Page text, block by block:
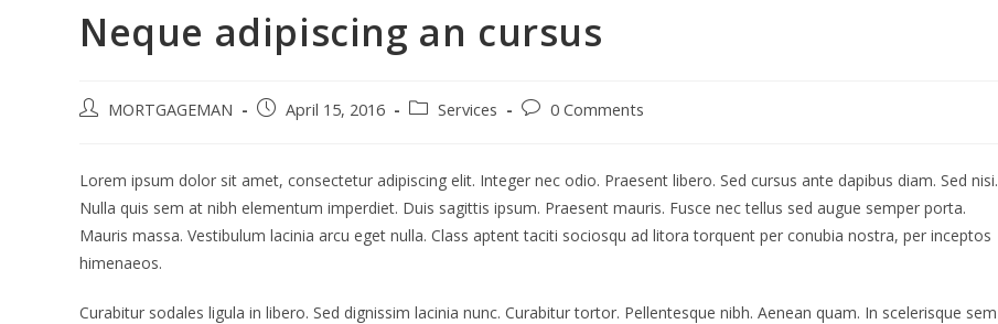
Neque adipiscing an cursus
PostMORTGAGEMAN
PostApril 15, 2016
PostServices
Post0 Comments
Lorem ipsum dolor sit amet, consectetur adipiscing elit. Integer nec odio. Praesent libero. Sed cursus ante dapibus diam. Sed nisi.
Nulla quis sem at nibh elementum imperdiet. Duis sagittis ipsum. Praesent mauris. Fusce nec tellus sed augue semper porta.
Mauris massa. Vestibulum lacinia arcu eget nulla. Class aptent taciti sociosqu ad litora torquent per conubia nostra, per inceptos
himenaeos.
Curabitur sodales ligula in libero. Sed dignissim lacinia nunc. Curabitur tortor. Pellentesque nibh. Aenean quam. In scelerisque sem